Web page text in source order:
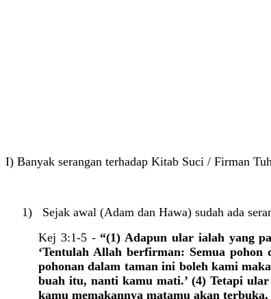
I) Banyak serangan terhadap Kitab Suci / Firman
1) Sejak awal (Adam dan Hawa) sudah ada
Kej 3:1-5 - “(1) Adapun ular ialah yang
‘Tentulah Allah berfirman: Semua
pohonan dalam taman ini boleh kami
buah itu, nanti kamu mati.’ (4) Tetapi
kamu memakannya matamu akan